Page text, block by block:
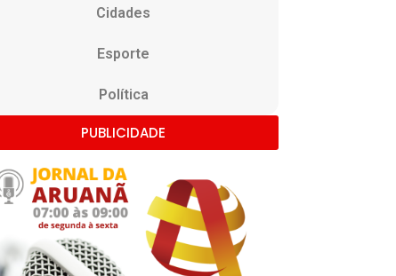
Cidades
Esporte
Política
PUBLICIDADE